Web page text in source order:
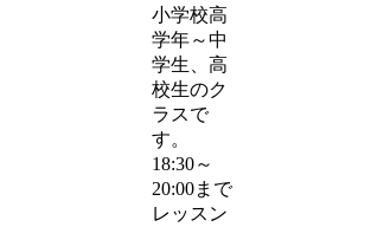
小学校高
学年～中
学生、高
校生のク
ラスで
す。
18:30～
20:00まで
レッスン